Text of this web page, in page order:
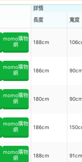
詳情
長度
寬度
momo購物
網
188cm
momo購物
網
186cm
momo購物
網
180cm
momo購物
網
186cm
momo購物
網
188cm 91cm